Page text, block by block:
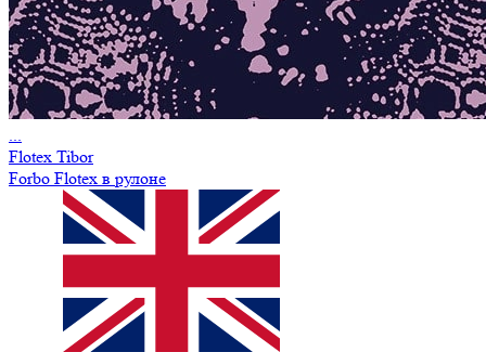
...
Flotex Tibor
Forbo Flotex в рулоне